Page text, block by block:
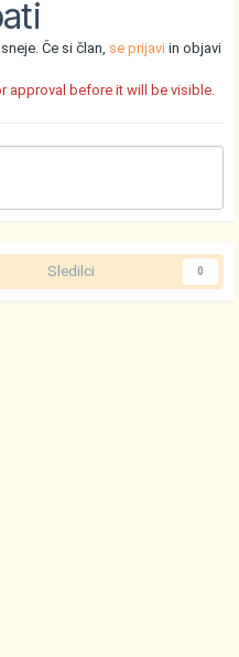
Če si član, se prijavi in objavi
approval before it will be visible.
Sledilci 0